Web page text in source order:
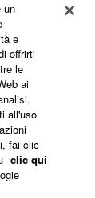
with
start
playing
un
e
offrirti
le
ai
all'uso
fai clic
clic qui